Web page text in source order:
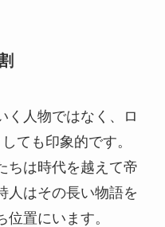
く人物ではなく、ロ
ても印象的です。
ちは時代を越えて帝
人はその長い物語を
置にいます。